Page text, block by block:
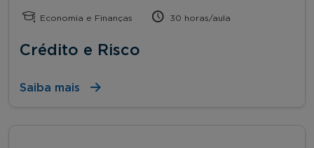
Economia e Finanças 30 horas/aula
Crédito e Risco
Saiba mais